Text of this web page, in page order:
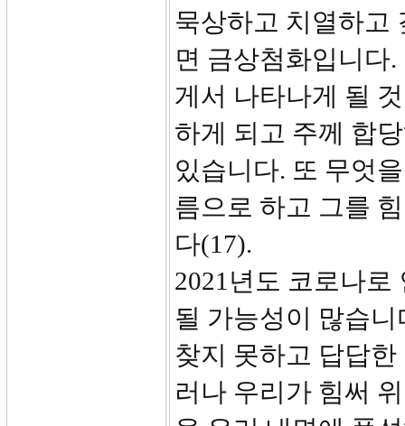
묵상하고 치열하고
면 금상첨화입니다
게서 나타나게 될
하게 되고 주께 합
있습니다. 또 무엇
름으로 하고 그를
다(17).
2021년도 코로나로
될 가능성이 많습
찾지 못하고 답답
러나 우리가 힘써